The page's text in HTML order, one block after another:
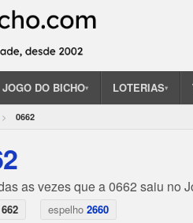
JOGO DO BICHO▾ LOTERIAS▾
0662
as vezes que a 0662 saiu no
662 espelho 2660